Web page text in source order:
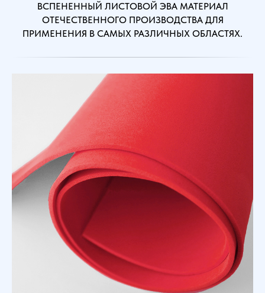
ВСПЕНЕННЫЙ ЛИСТОВОЙ ЭВА МАТЕРИАЛ
ОТЕЧЕСТВЕННОГО ПРОИЗВОДСТВА ДЛЯ
ПРИМЕНЕНИЯ В САМЫХ РАЗЛИЧНЫХ ОБЛАСТЯХ.